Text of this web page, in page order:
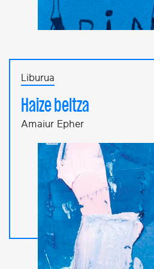
Liburua
Haize beltza
Amaiur Epher